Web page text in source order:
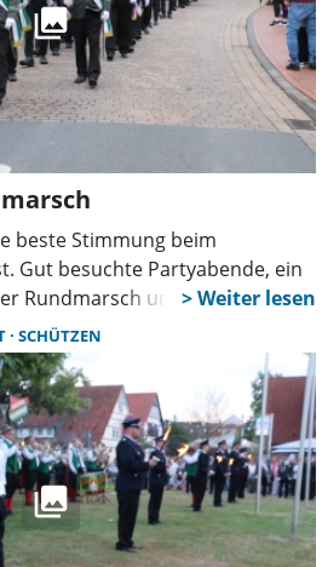
beste Stimmung beim
Gut besuchte Partyabende, ein
Rundmarsch und zahlreiche
Trotz eines Regenschauers
und zog viele Besucher
SCHÜTZEN